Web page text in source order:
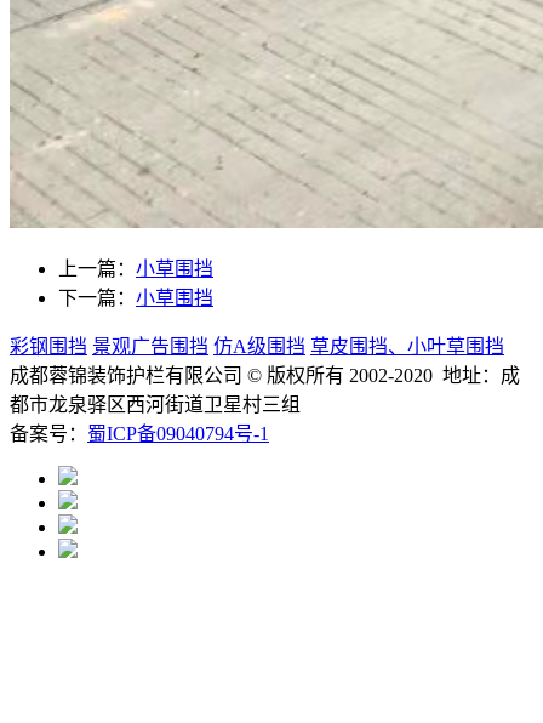
上一篇： 小草围挡
下一篇： 小草围挡
彩钢围挡 景观广告围挡 仿A级围挡 草皮围挡、小叶草围挡
成都蓉锦装饰护栏有限公司 © 版权所有 2002-2020 地址：成
都市龙泉驿区西河街道卫星村三组
备案号： 蜀ICP备09040794号-1